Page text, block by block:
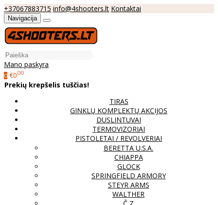
+37067883715 info@4shooters.lt Kontaktai
Navigacija
Mano paskyra
0 €000
Prekių krepšelis tuščias!
TIRAS
GINKLŲ KOMPLEKTŲ AKCIJOS
DUSLINTUVAI
TERMOVIZORIAI
PISTOLETAI / REVOLVERIAI
BERETTA U.S.A.
CHIAPPA
GLOCK
SPRINGFIELD ARMORY
STEYR ARMS
WALTHER
Č Z